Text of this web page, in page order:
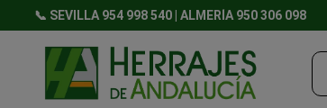
📞 SEVILLA 954 998 540 | ALMERÍA 950 306 098